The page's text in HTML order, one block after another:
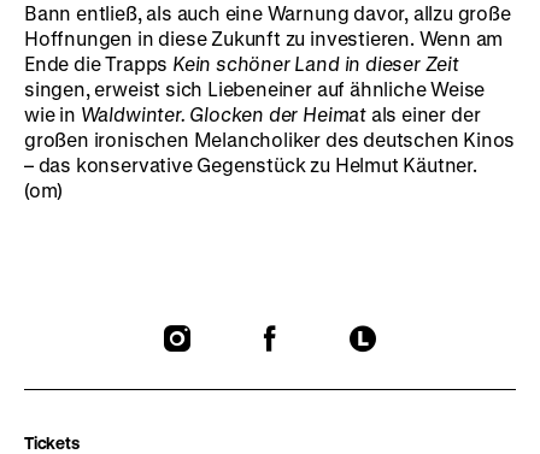
Bann entließ, als auch eine Warnung davor, allzu große
Hoffnungen in diese Zukunft zu investieren. Wenn am
Ende die Trapps Kein schöner Land in dieser Zeit
singen, erweist sich Liebeneiner auf ähnliche Weise
wie in Waldwinter. Glocken der Heimatals einer der
großen ironischen Melancholiker des deutschen Kinos
– das konservative Gegenstück zu Helmut Käutner.
(om)
To
To
To
Tickets